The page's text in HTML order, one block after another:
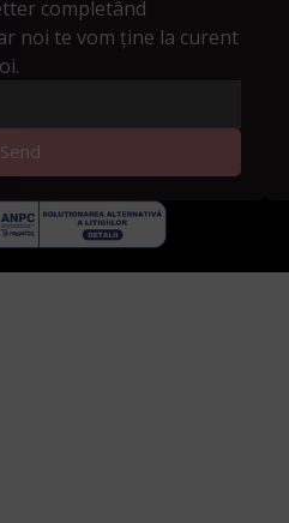
completând
noi te vom ține la curent
Send